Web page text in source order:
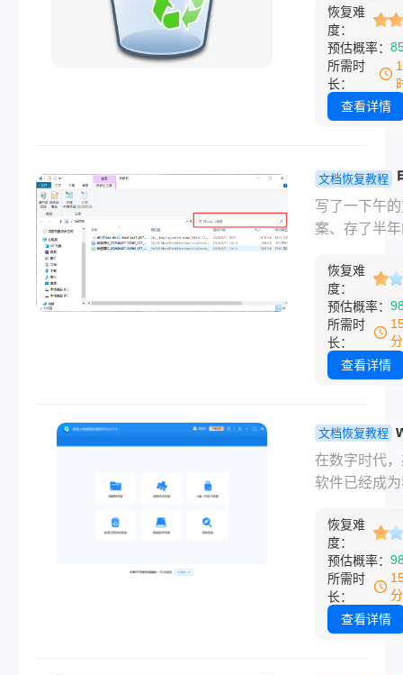
删除的文件
您重新找回
数据。
收站的情况
生。面对“回
空数据怎么
一棘手难题
人会瞬间陷
失。其实，
机底层的运
来看，清空
仅仅是系统
文件的索引
（即撕掉了
“目录标签”
其占用的磁
标记为“可写
态。只要这
数据依然完
地残留在硬
理扇区中。
恢复难
度：
预估概率：
所需时
长：
查看详情
文档恢复教程
删掉的文档
恢复？别急
就行！！
写了一下午
案、存了半
同……手一滑
了。那一瞬
是不是一片
别慌，电脑
文档怎么恢
知道，
除文件的时
不是真的把
是把那块区
成"可以被覆
际内容还老
躺在磁盘里
你没往那个
新东西，恢
恢复难
度：
预估概率：
所需时
长：
查看详情
文档恢复教程
文档没保存
找回？3个
在数字时代
软件已经成
中不可或缺
具。然而，
种原因，我
会遇到WPS
保存的情况
恢复难
度：
预估概率：
所需时
长：
查看详情